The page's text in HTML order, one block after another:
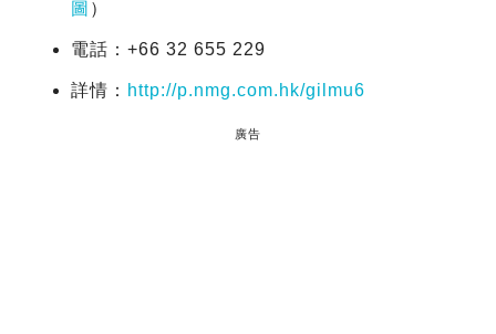
圖 ）
電話：+66 32 655 229
詳情： http://p.nmg.com.hk/gilmu6
廣告